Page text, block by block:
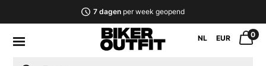
7 dagenper week geopend
NL EUR 0